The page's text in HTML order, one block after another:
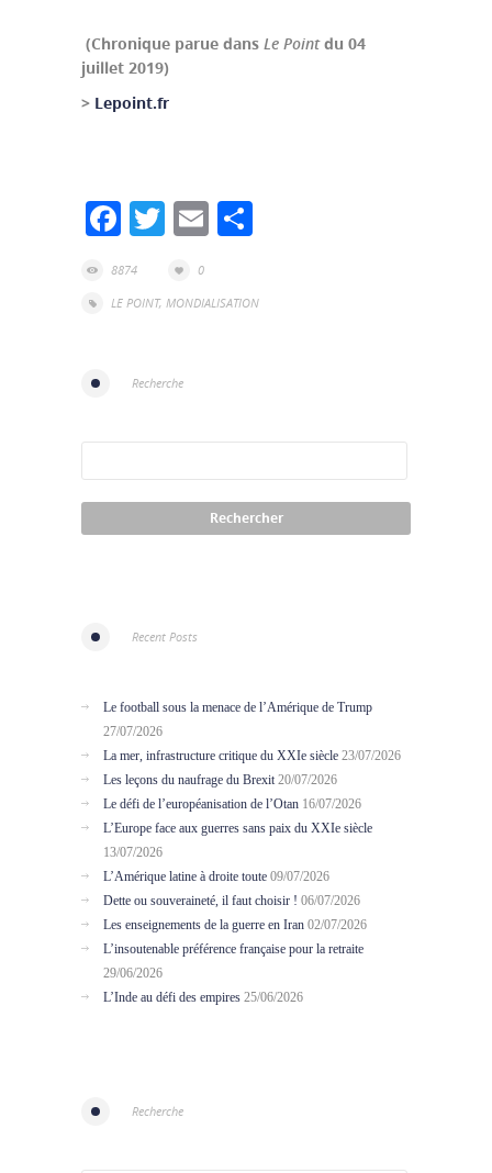
(Chronique parue dans Le Pointdu 04
juillet 2019)
> Lepoint.fr
Facebook
TwitterEmail
8874
0
LE POINT, MONDIALISATION
Recherche
Recent Posts
Le football sous la menace de l’Amérique de Trump
27/07/2026
La mer, infrastructure critique du XXIe siècle 23/07/2026
Les leçons du naufrage du Brexit 20/07/2026
Le défi de l’européanisation de l’Otan 16/07/2026
L’Europe face aux guerres sans paix du XXIe siècle
13/07/2026
L’Amérique latine à droite toute 09/07/2026
Dette ou souveraineté, il faut choisir ! 06/07/2026
Les enseignements de la guerre en Iran 02/07/2026
L’insoutenable préférence française pour la retraite
29/06/2026
L’Inde au défi des empires 25/06/2026
Recherche